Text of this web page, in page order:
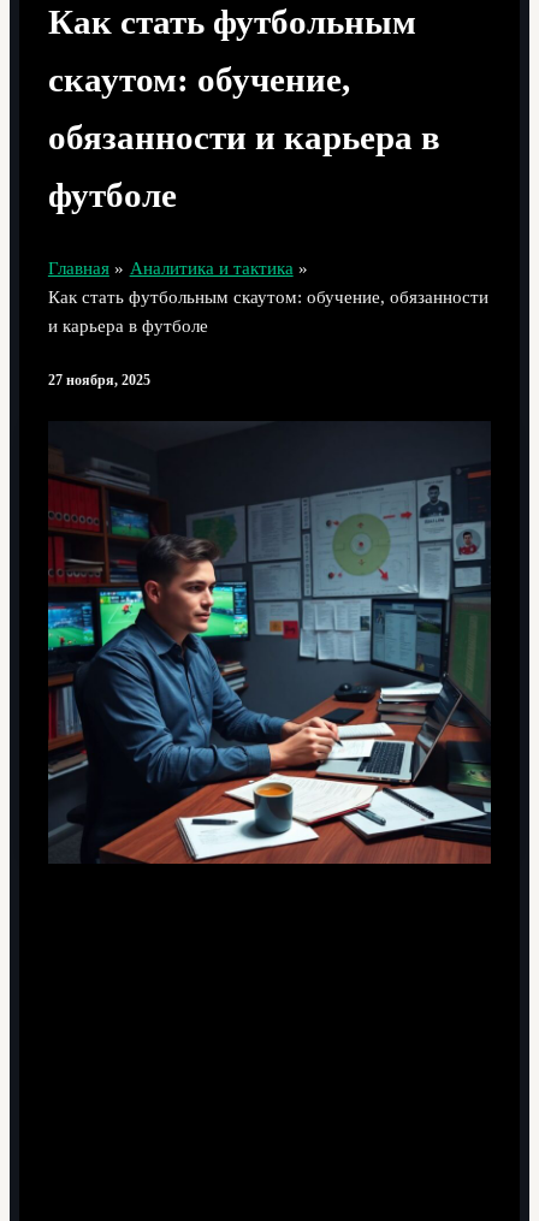
Как стать футбольным
скаутом: обучение,
обязанности и карьера в
футболе
Главная
Аналитика и тактика
Как стать футбольным скаутом: обучение, обязанности
и карьера в футболе
27 ноября, 2025